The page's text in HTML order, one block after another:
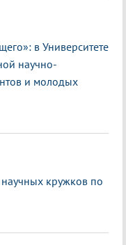
в Университете
научно-
и молодых
научных кружков по